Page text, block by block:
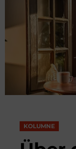
KOLUMNE